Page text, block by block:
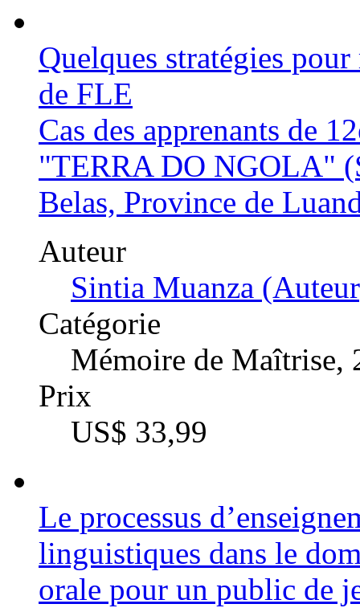
Quelques stratégies
de FLE
Cas des apprenants de
"TERRA DO NGOLA"
Belas, Province de
Auteur
Sintia Muanza
Catégorie
Mémoire de Maîtrise,
Prix
US$ 33,99
Le processus
linguistiques dans le
orale pour un public de